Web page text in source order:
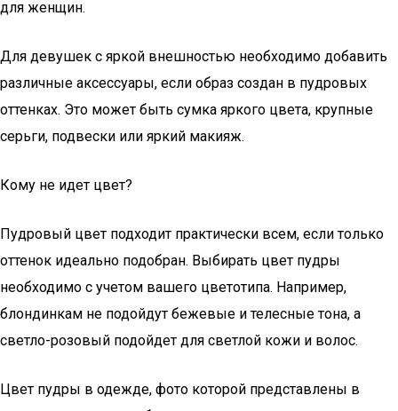
Для девушек с яркой внешностью необходимо добавить
различные аксессуары, если образ создан в пудровых
оттенках. Это может быть сумка яркого цвета, крупные
серьги, подвески или яркий макияж.
Кому не идет цвет?
Пудровый цвет подходит практически всем, если только
оттенок идеально подобран. Выбирать цвет пудры
необходимо с учетом вашего цветотипа. Например,
блондинкам не подойдут бежевые и телесные тона, а
светло-розовый подойдет для светлой кожи и волос.
Цвет пудры в одежде, фото которой представлены в